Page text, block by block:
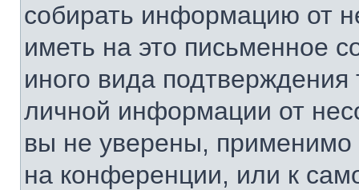
собирать информацию от
иметь на это письменное
иного вида
личной информации от
вы не уверены, применимо
на конференции, или к